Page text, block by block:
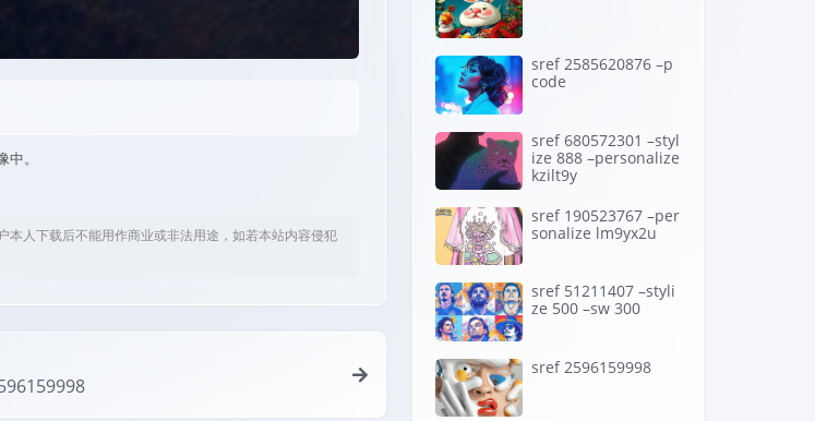
。
本人下载后不能用作商业或非法用途，如若本站内容侵犯
sref 2585620876 –p
code
sref 680572301 –styl
ize 888 –personalize
kzilt9y
sref 190523767 –per
sonalize lm9yx2u
sref 51211407 –styli
ze 500 –sw 300
sref 2596159998